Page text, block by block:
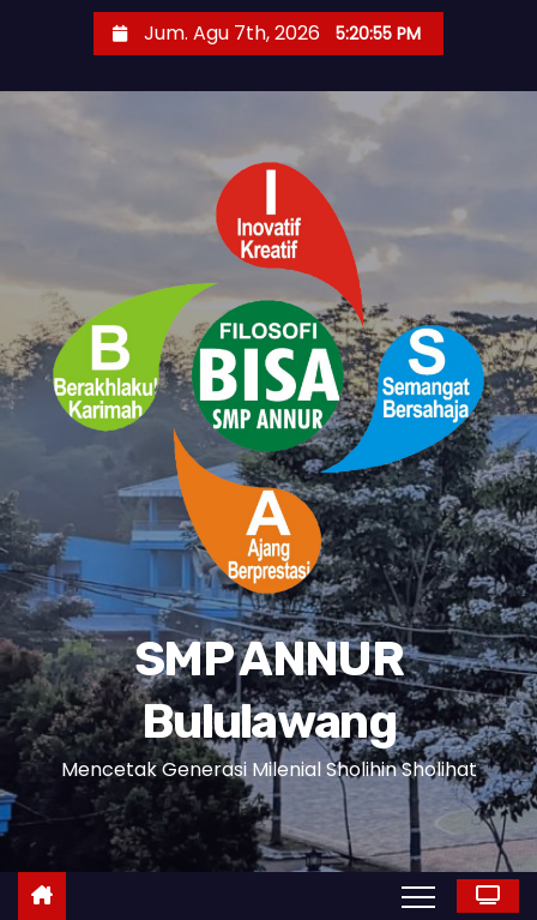
n
e
n
Jum. Agu 7th, 2026 5:20:57 PM
SMP ANNUR
Bululawang
Mencetak Generasi Milenial Sholihin Sholihat